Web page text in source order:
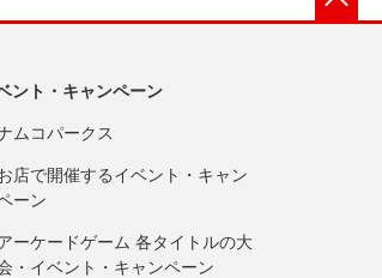
ント・キャンペーン
ムコパークス
店で開催するイベント・キャン
ーン
ーケードゲーム 各タイトルの大
・イベント・キャンペーン